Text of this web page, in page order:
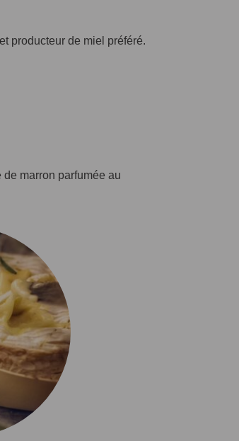
producteur de miel préféré.
de marron parfumée au